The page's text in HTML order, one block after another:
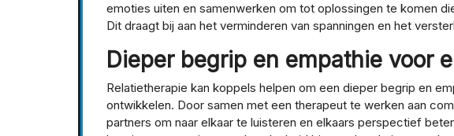
emoties uiten en samenwerken om tot oplossingen te komen
Dit draagt bij aan het verminderen van spanningen en het
Dieper begrip en empathie voor
Relatietherapie kan koppels helpen om een dieper begrip en
ontwikkelen. Door samen met een therapeut te werken aan
partners om naar elkaar te luisteren en elkaars perspectief